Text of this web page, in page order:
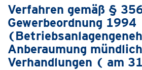
Verfahren gemäß §
Gewerbeordnung 1994
Anberaumung
Verhandlungen ( am